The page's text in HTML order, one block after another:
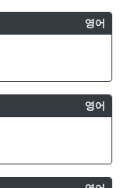
영어
영어